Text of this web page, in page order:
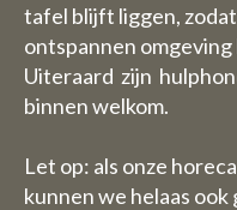
tafel blijft liggen,
ontspannen
Uiteraard zijn
binnen welkom.
Let op: als onze
kunnen we helaas